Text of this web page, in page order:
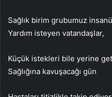
Sağlık birim grubumuz
Yardım isteyen vatandaşlar,
Küçük istekleri bile yerine
Sağlığına kavuşacağı gün